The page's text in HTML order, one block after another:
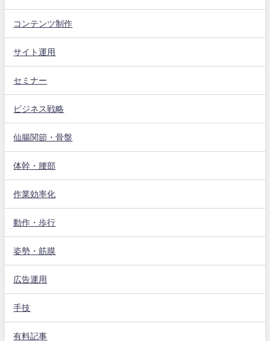
コンテンツ制作
サイト運用
セミナー
ビジネス戦略
仙腸関節・骨盤
体幹・腰部
作業効率化
動作・歩行
姿勢・筋膜
広告運用
手技
有料記事